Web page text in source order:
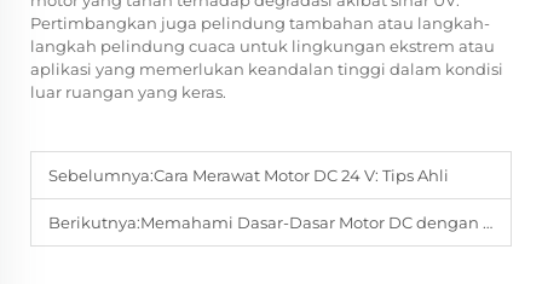
Pertimbangkan juga pelindung tambahan atau langkah-
langkah pelindung cuaca untuk lingkungan ekstrem atau
aplikasi yang memerlukan keandalan tinggi dalam kondisi
luar ruangan yang keras.
Sebelumnya:Cara Merawat Motor DC 24 V: Tips Ahli
Berikutnya:Memahami Dasar-Dasar Motor DC dengan Gear untuk Penggunaan Industri